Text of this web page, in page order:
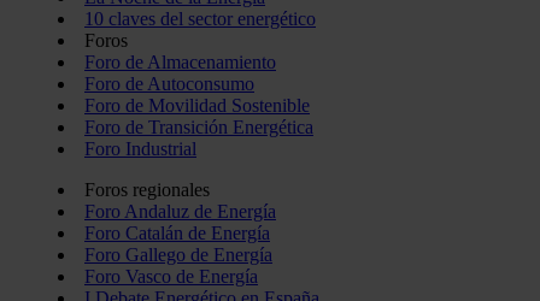
10 claves del sector energético
Foros
Foro de Almacenamiento
Foro de Autoconsumo
Foro de Movilidad Sostenible
Foro de Transición Energética
Foro Industrial
Foros regionales
Foro Andaluz de Energía
Foro Catalán de Energía
Foro Gallego de Energía
Foro Vasco de Energía